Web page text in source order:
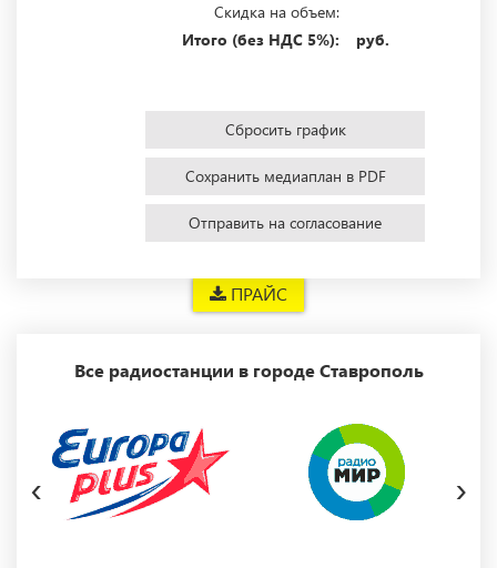
ПРАЙС
Скидка на объем:
Итого (без НДС 5%):
руб.
Сбросить график
Сохранить медиаплан в PDF
Отправить на согласование
Все радиостанции в городе Ставрополь
‹ ›